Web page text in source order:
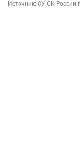
Источник: СУ СК России